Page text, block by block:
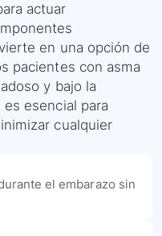
actuar
en una opción de
pacientes con asma
y bajo la
esencial para
cualquier
el embarazo sin